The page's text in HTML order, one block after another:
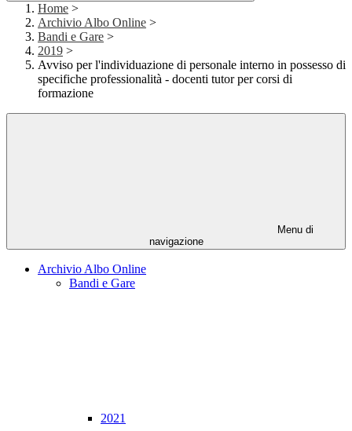
Home >
Archivio Albo Online >
Bandi e Gare >
2019 >
Avviso per l'individuazione di personale interno in possesso di
specifiche professionalità - docenti tutor per corsi di
formazione
Menu di
navigazione
Archivio Albo Online
Bandi e Gare
2021